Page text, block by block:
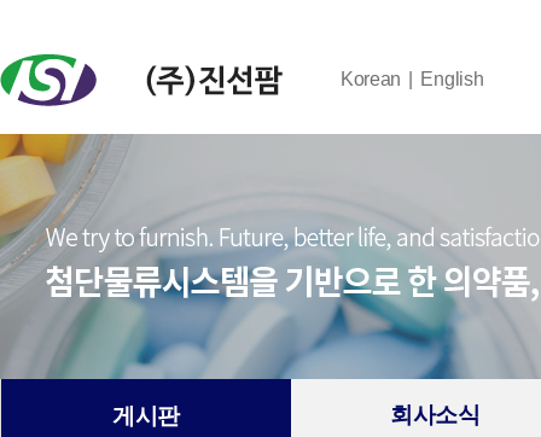
Korean English
게시판 회사소식